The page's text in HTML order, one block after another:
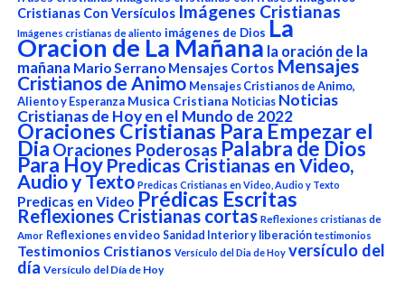
Cristianas Con Versículos Imágenes Cristianas
Imágenes cristianas de aliento imágenes de Dios La
Oracion de La Mañana la oración de la
mañana Mario Serrano Mensajes Cortos Mensajes
Cristianos de Animo Mensajes Cristianos de Animo,
Aliento y Esperanza Musica Cristiana Noticias Noticias
Cristianas de Hoy en el Mundo de 2022
Oraciones Cristianas Para Empezar el
DiaOraciones Poderosas Palabra de Dios
Para Hoy Predicas Cristianas en Video,
Audio y Texto Predicas Cristianas en Video, Audio y Texto
Predicas en Video Prédicas Escritas
Reflexiones Cristianas cortas Reflexiones cristianas de
Amor Reflexiones en video Sanidad Interior y liberación testimonios
Testimonios Cristianos Versículo del Dia de Hoy versículo del
día Versículo del Día de Hoy